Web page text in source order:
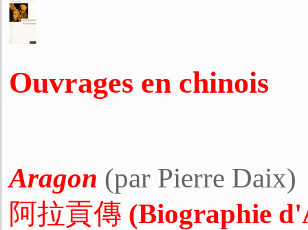
Ouvrages en chinois
Aragon (par Pierre Daix)
阿拉貢傳 (Biographie